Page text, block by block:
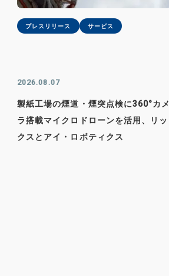
プレスリリース サービス
2026.08.07
製紙工場の煙道・煙突点検に360°カメ
ラ搭載マイクロドローンを活用、リッ
クスとアイ・ロボティクス